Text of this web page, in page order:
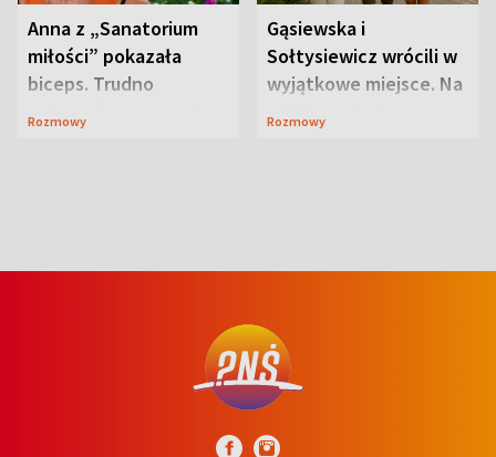
Anna z „Sanatorium
miłości” pokazała
biceps. Trudno
uwierzyć, co przeszła
Rozmowy
Gąsiewska i
Sołtysiewicz wrócili w
wyjątkowe miejsce. Na
szlaku czekał
Rozmowy